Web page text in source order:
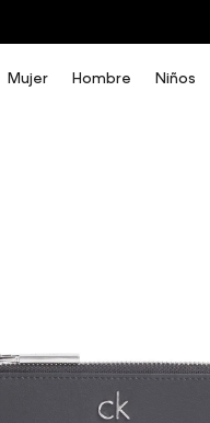
Mujer Hombre Niños